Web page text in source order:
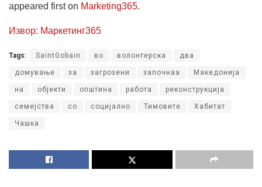
appeared first on Marketing365.
Извор: Маркетинг365
Tags: SaintGobain во волонтерска два
домување за загрозени започнаа Македонија
на објекти општина работа реконструкција
семејства со социјално Тимовите Хабитат
Чашка